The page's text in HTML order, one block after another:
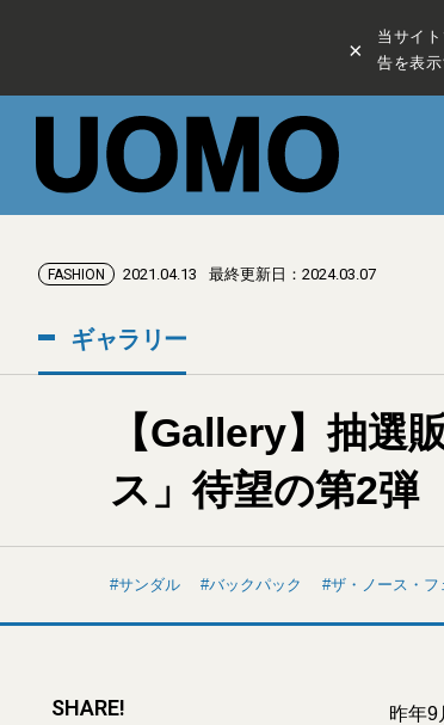
×
当サイ
告を表
FASHION 2021.04.13 最終更新日：2024.03.07
ギャラリー
【Gallery】抽選
ス」待望の第2弾
サンダル バックパック ザ・ノース・フ
SHARE!
昨年9